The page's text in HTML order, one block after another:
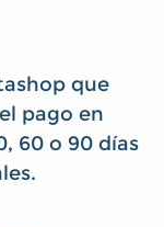
que
pago en
60 o 90 días